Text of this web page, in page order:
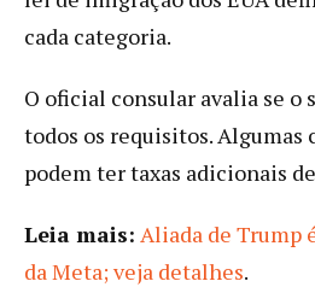
cada categoria.
O oficial consular avalia se
todos os requisitos. Algumas
podem ter taxas adicionais
Leia mais: Aliada de Trump
da Meta; veja detalhes.